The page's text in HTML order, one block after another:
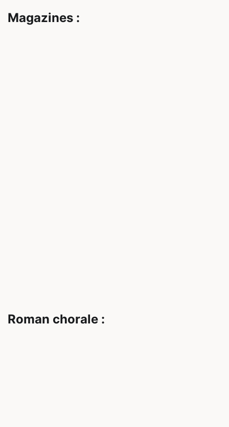
Magazines :
Roman chorale :